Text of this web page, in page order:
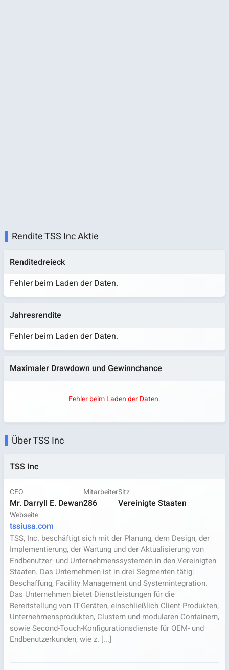
Rendite TSS Inc Aktie
Renditedreieck
Fehler beim Laden der Daten.
Jahresrendite
Fehler beim Laden der Daten.
Maximaler Drawdown und Gewinnchance
Fehler beim Laden der Daten.
Über TSS Inc
TSS Inc
CEO
Mr. Darryll E. Dewan
Mitarbeiter
286
Sitz
Vereinigte Staaten
Webseite
tssiusa.com
TSS, Inc. beschäftigt sich mit der Planung, dem Design, der
Implementierung, der Wartung und der Aktualisierung von
Endbenutzer- und Unternehmenssystemen in den Vereinigten
Staaten. Das Unternehmen ist in drei Segmenten tätig:
Beschaffung, Facility Management und Systemintegration.
Das Unternehmen bietet Dienstleistungen für die
Bereitstellung von IT-Geräten, einschließlich Client-Produkten,
Unternehmensprodukten, Clustern und modularen Containern,
sowie Second-Touch-Konfigurationsdienste für OEM- und
Endbenutzerkunden, wie z. [...]